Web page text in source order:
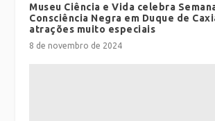
Museu Ciência e Vida celebra
Consciência Negra em Duque de
atrações muito especiais
8 de novembro de 2024